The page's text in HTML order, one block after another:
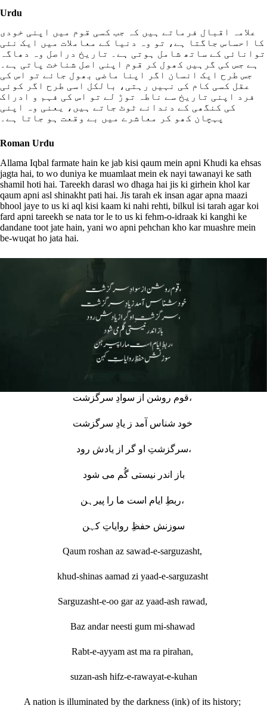
Urdu
علامہ اقبال فرماتے ہیں کہ جب کسی قوم میں اپنی خودی
کا احساس جاگتا ہے، تو وہ دنیا کے معاملات میں ایک نئی
توانائی کے ساتھ شامل ہوتی ہے۔ تاریخ دراصل وہ دھاگہ
ہے جس کی گرہیں کھول کر قوم اپنی اصل شناخت پاتی ہے۔
جس طرح ایک انسان اگر اپنا ماضی بھول جائے تو اس کی
عقل کسی کام کی نہیں رہتی، بالکل اسی طرح اگر کوئی
فرد اپنی تاریخ سے ناطہ توڑ لے تو اس کی فہم و ادراک
کی کنگھی کے دندانے ٹوٹ جاتے ہیں، یعنی وہ اپنی
پہچان کھو کر معاشرے میں بے وقعت ہو جاتا ہے۔
Roman Urdu
Allama Iqbal farmate hain ke jab kisi qaum mein apni Khudi ka ehsas
jagta hai, to wo duniya ke muamlaat mein ek nayi tawanayi ke sath
shamil hoti hai. Tareekh darasl wo dhaga hai jis ki girhein khol kar
qaum apni asl shinakht pati hai. Jis tarah ek insan agar apna maazi
bhool jaye to us ki aql kisi kaam ki nahi rehti, bilkul isi tarah agar koi
fard apni tareekh se nata tor le to us ki fehm-o-idraak ki kanghi ke
dandane toot jate hain, yani wo apni pehchan kho kar muashre mein
be-wuqat ho jata hai.
قوم روشن از سوادِ سرگزشت،
سرگزشتِ او گر از یادش رود،
ربطِ ایام است ما را پیرہن،
سوزنش حفظِ روایاتِ کہن
Qaum roshan az sawad-e-sarguzasht,
khud-shinas aamad zi yaad-e-sarguzasht
Sarguzasht-e-oo gar az yaad-ash rawad,
Baz andar neesti gum mi-shawad
Rabt-e-ayyam ast ma ra pirahan,
suzan-ash hifz-e-rawayat-e-kuhan
A nation is illuminated by the darkness (ink) of its history;